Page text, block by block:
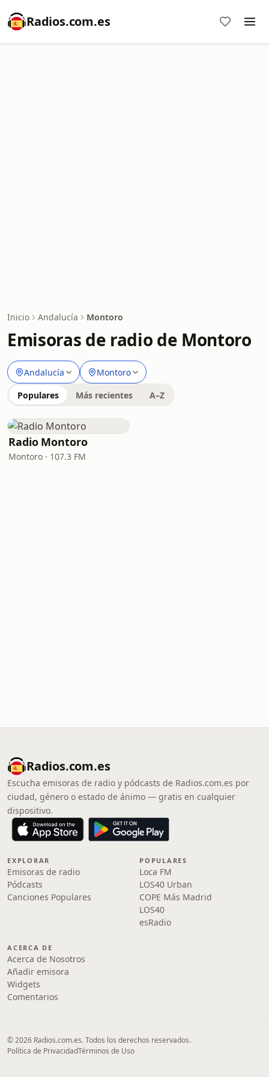
Radios.com.es
Inicio Andalucía Montoro
Emisoras de radio de Montoro
Andalucía Montoro
Populares Más recientes A–Z
Radio Montoro
Montoro · 107.3 FM
Radios.com.es
Escucha emisoras de radio y pódcasts de Radios.com.es por
ciudad, género o estado de ánimo — gratis en cualquier
dispositivo.
EXPLORAR
Emisoras de radio
Pódcasts
Canciones Populares
POPULARES
Loca FM
LOS40 Urban
COPE Más Madrid
LOS40
esRadio
ACERCA DE
Acerca de Nosotros
Añadir emisora
Widgets
Comentarios
© 2026 Radios.com.es. Todos los derechos reservados.
Política de PrivacidadTérminos de Uso